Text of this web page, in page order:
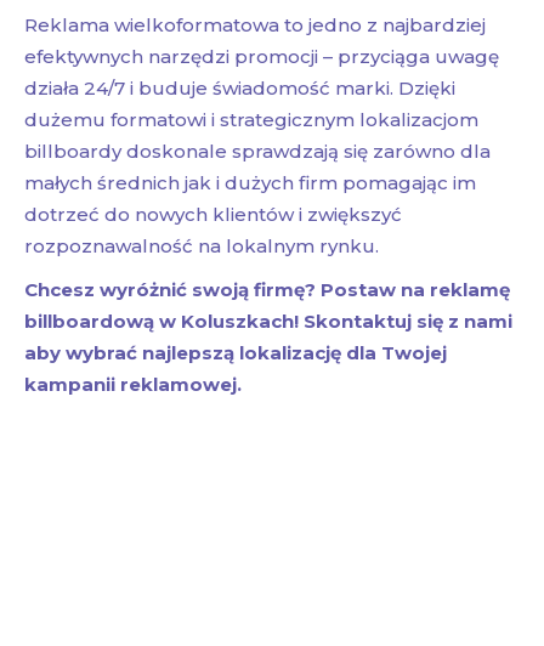
Reklama wielkoformatowa to jedno z najbardziej
efektywnych narzędzi promocji – przyciąga uwagę
działa 24/7 i buduje świadomość marki. Dzięki
dużemu formatowi i strategicznym lokalizacjom
billboardy doskonale sprawdzają się zarówno dla
małych średnich jak i dużych firm pomagając im
dotrzeć do nowych klientów i zwiększyć
rozpoznawalność na lokalnym rynku.
Chcesz wyróżnić swoją firmę? Postaw na reklamę
billboardową w Koluszkach! Skontaktuj się z nami
aby wybrać najlepszą lokalizację dla Twojej
kampanii reklamowej.